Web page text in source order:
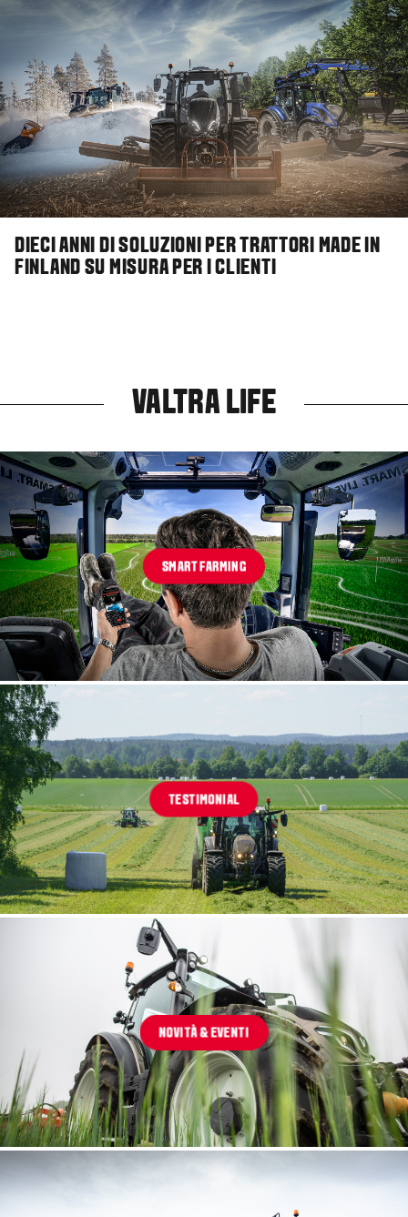
DIECI ANNI DI SOLUZIONI PER TRATTORI MADE IN
FINLAND SU MISURA PER I CLIENTI
VALTRA LIFE
SMART FARMING
TESTIMONIAL
NOVITÀ & EVENTI